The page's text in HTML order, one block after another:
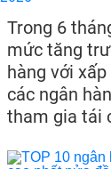
Trong 6
mức tăng
hàng với
các ngân
tham gia tái